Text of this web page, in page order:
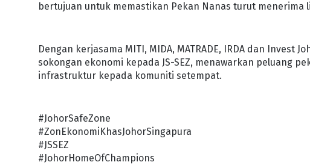
bertujuan untuk memastikan Pekan Nanas turut menerima
Dengan kerjasama MITI, MIDA, MATRADE, IRDA dan Invest
sokongan ekonomi kepada JS-SEZ, menawarkan peluang
infrastruktur kepada komuniti setempat.
#JohorSafeZone
#ZonEkonomiKhasJohorSingapura
#JSSEZ
#JohorHomeOfChampions